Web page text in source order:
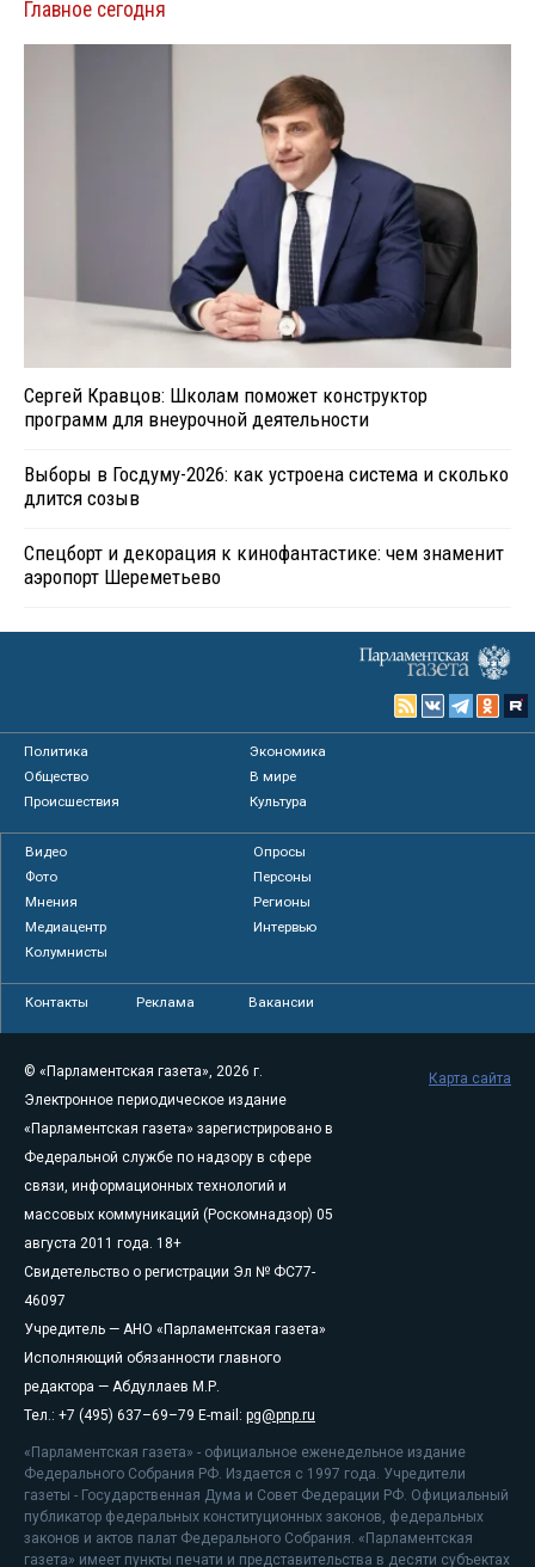
Главное сегодня
Сергей Кравцов: Школам поможет конструктор
программ для внеурочной деятельности
Выборы в Госдуму-2026: как устроена система и сколько
длится созыв
Спецборт и декорация к кинофантастике: чем знаменит
аэропорт Шереметьево
Политика
Экономика
Общество
В мире
Происшествия
Культура
Видео
Опросы
Фото
Персоны
Мнения
Регионы
Медиацентр
Интервью
Колумнисты
Контакты Реклама Вакансии
© «Парламентская газета», 2026 г.
Электронное периодическое издание
«Парламентская газета» зарегистрировано в
Федеральной службе по надзору в сфере
связи, информационных технологий и
массовых коммуникаций (Роскомнадзор) 05
августа 2011 года. 18+
Свидетельство о регистрации Эл № ФС77-
46097
Учредитель — АНО «Парламентская газета»
Исполняющий обязанности главного
редактора — Абдуллаев М.Р.
Тел.: +7 (495) 637–69–79 E-mail: pg@pnp.ru
«Парламентская газета» - официальное еженедельное издание
Федерального Собрания РФ. Издается с 1997 года. Учредители
газеты - Государственная Дума и Совет Федерации РФ. Официальный
публикатор федеральных конституционных законов, федеральных
законов и актов палат Федерального Собрания. «Парламентская
газета» имеет пункты печати и представительства в десяти субъектах
Карта сайта